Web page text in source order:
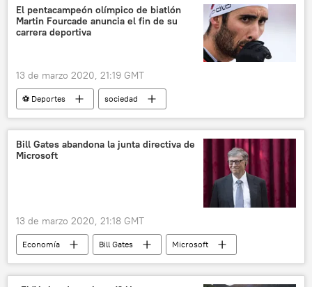
coronavirus
pandemia de coronavirus
COVID-19
noticias
El pentacampeón olímpico de biatlón
Martin Fourcade anuncia el fin de su
carrera deportiva
13 de marzo 2020, 21:19 GMT
⚽ Deportes
sociedad
Martin Fourcade
biatlón noticias
Bill Gates abandona la junta directiva de
Microsoft
13 de marzo 2020, 21:18 GMT
Economía Bill Gates
Microsoft
noticias